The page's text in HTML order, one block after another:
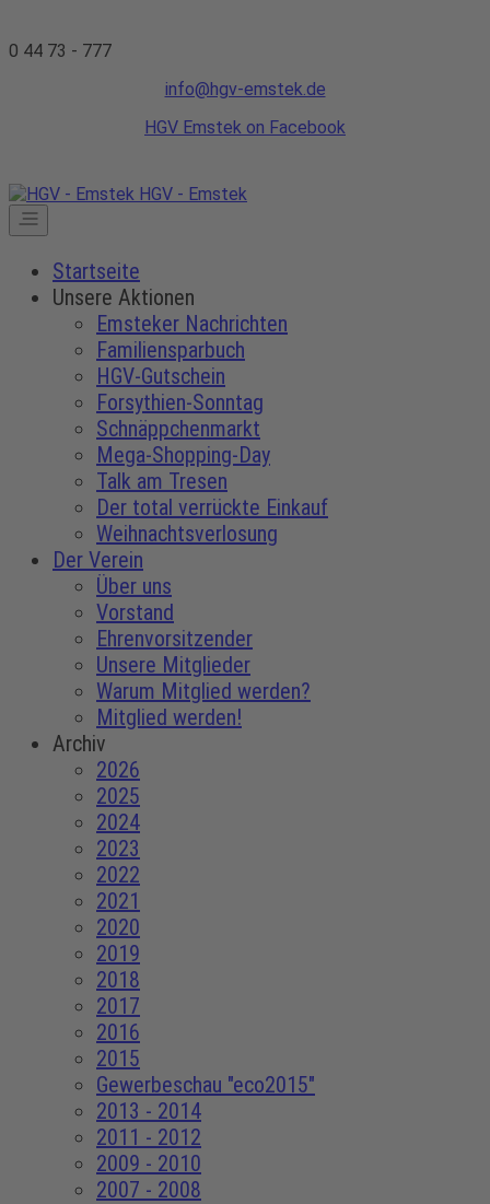
0 44 73 - 777
info@hgv-emstek.de
HGV Emstek on Facebook
HGV - Emstek
Startseite
Unsere Aktionen
Emsteker Nachrichten
Familiensparbuch
HGV-Gutschein
Forsythien-Sonntag
Schnäppchenmarkt
Mega-Shopping-Day
Talk am Tresen
Der total verrückte Einkauf
Weihnachtsverlosung
Der Verein
Über uns
Vorstand
Ehrenvorsitzender
Unsere Mitglieder
Warum Mitglied werden?
Mitglied werden!
Archiv
2026
2025
2024
2023
2022
2021
2020
2019
2018
2017
2016
2015
Gewerbeschau "eco2015"
2013 - 2014
2011 - 2012
2009 - 2010
2007 - 2008